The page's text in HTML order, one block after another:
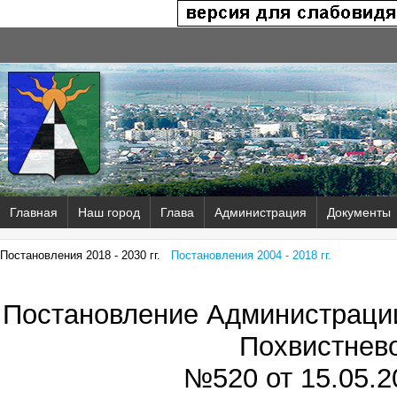
Главная Наш город Глава Администрация Документы
Постановления 2018 - 2030 гг. Постановления 2004 - 2018 гг.
Постановление
№520 от